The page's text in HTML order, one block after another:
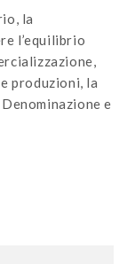
la
l’equilibrio
produzioni, la
e